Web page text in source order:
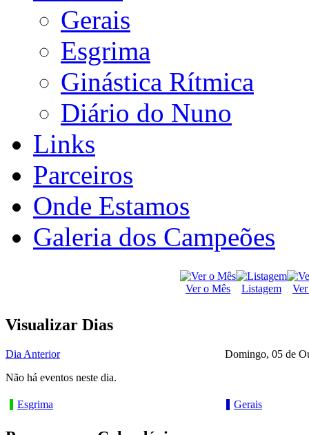
Gerais
Esgrima
Ginástica Rítmica
Diário do Nuno
Links
Parceiros
Onde Estamos
Galeria dos Campeões
Ver o Mês Listagem
Visualizar Dias
Dia Anterior
Domingo, 05 de
Não há eventos neste dia.
Esgrima Gerais